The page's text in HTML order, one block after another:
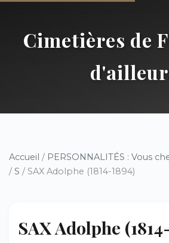
Cimetières de
Accueil / PERSONNALITÉS : Vous
/ S / SAX Adolphe (1814-1894)
SAX Adolphe